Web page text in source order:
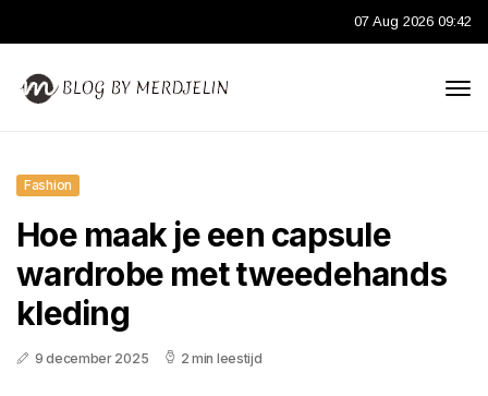
07 Aug 2026 09:42
Fashion
Hoe maak je een capsule
wardrobe met tweedehands
kleding
9 december 2025 2 min leestijd